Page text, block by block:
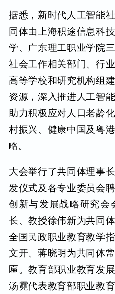
据悉，新时代人工智能
同体由上海积途信息科
学、广东理工职业学院
社会工作相关部门、行
高等学校和研究机构组
资源，深入推进人工智
助力积极应对人口老龄
村振兴、健康中国及粤
略。
大会举行了共同体理事
发仪式及各专业委员会
创新与发展战略研究会
长、教授徐伟新为共同
全国民政职业教育教学
文开、蒋晓明为共同体
匾。教育部职业教育发
汤霓代表教育部职业教